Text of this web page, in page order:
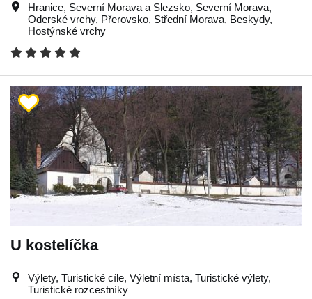
Hranice, Severní Morava a Slezsko, Severní Morava,
Oderské vrchy, Přerovsko, Střední Morava, Beskydy,
Hostýnské vrchy
U kostelíčka
Výlety, Turistické cíle, Výletní místa, Turistické výlety,
Turistické rozcestníky